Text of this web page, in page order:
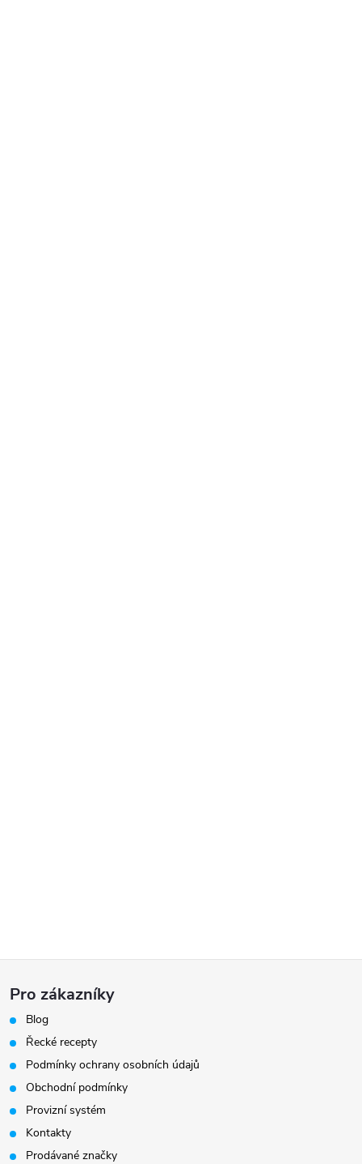
Z
á
p
a
t
Pro zákazníky
Blog
Řecké recepty
Podmínky ochrany osobních údajů
Obchodní podmínky
Provizní systém
Kontakty
Prodávané značky